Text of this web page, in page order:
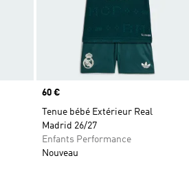
Prix
60 €
Tenue bébé Extérieur Real
Madrid 26/27
Enfants Performance
Nouveau